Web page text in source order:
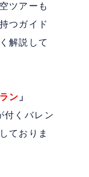
ツアーも
つガイド
解説して
ン 」
付くバレン
ておりま